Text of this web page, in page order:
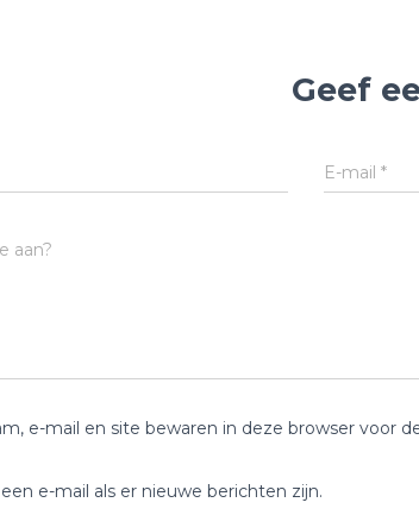
Geef
E-mail*
aan?
e-mail en site bewaren in deze browser voor
e-mail als er nieuwe berichten zijn.